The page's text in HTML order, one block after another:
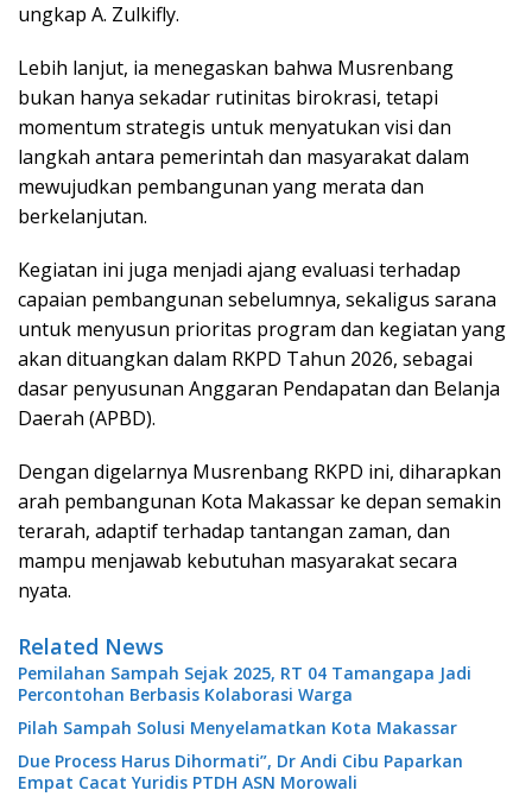
ungkap A. Zulkifly.
Lebih lanjut, ia menegaskan bahwa Musrenbang
bukan hanya sekadar rutinitas birokrasi, tetapi
momentum strategis untuk menyatukan visi dan
langkah antara pemerintah dan masyarakat dalam
mewujudkan pembangunan yang merata dan
berkelanjutan.
Kegiatan ini juga menjadi ajang evaluasi terhadap
capaian pembangunan sebelumnya, sekaligus sarana
untuk menyusun prioritas program dan kegiatan yang
akan dituangkan dalam RKPD Tahun 2026, sebagai
dasar penyusunan Anggaran Pendapatan dan Belanja
Daerah (APBD).
Dengan digelarnya Musrenbang RKPD ini, diharapkan
arah pembangunan Kota Makassar ke depan semakin
terarah, adaptif terhadap tantangan zaman, dan
mampu menjawab kebutuhan masyarakat secara
nyata.
Related News
Pemilahan Sampah Sejak 2025, RT 04 Tamangapa Jadi
Percontohan Berbasis Kolaborasi Warga
Pilah Sampah Solusi Menyelamatkan Kota Makassar
Due Process Harus Dihormati”, Dr Andi Cibu Paparkan
Empat Cacat Yuridis PTDH ASN Morowali